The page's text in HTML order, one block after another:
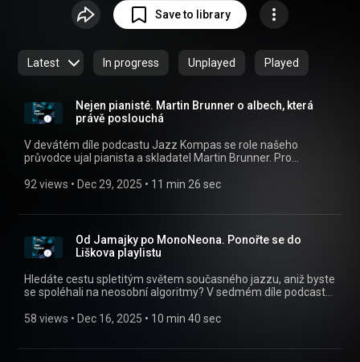
https://play.google.com/store/apps/de...
) a iOS (
https://apps.apple.com/cz/app/id14556...
Save to library
Latest In progress Unplayed Played
Nejen pianisté. Martin Brunner o albech, která
právě poslouchá
V devátém díle podcastu Jazz Kompas se role našeho
průvodce ujal pianista a skladatel Martin Brunner. Pro
v poslední době nadchla svou komplexností i
id=cz.rozhlas.mujrozhlas) a iOS
(https://apps.apple.com/cz/app/id1455654616) nebo na
webu mujRozhlas.cz
(https://www.mujrozhlas.cz/rapi/view/show/6c60ba37-
902d-3e73-a8df-a82424f9277d?
1a15-3b62-ae05-f2ed342728d6) .
92 views • Dec 29, 2025 • 11 min 26 sec
Od Jamajky po MonoNeona. Ponořte se do
Liškova playlistu
Hledáte cestu spletitým světem současného jazzu, aniž byste
se spoléhali na neosobní algoritmy? V sedmém díle podcastu
Liška. Všechny díly podcastu Jazz Kompas můžete pohodlně
58 views • Dec 16, 2025 • 10 min 40 sec